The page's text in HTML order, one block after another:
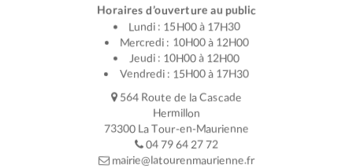
Horaires d’ouverture au public
Lundi : 15H00 à 17H30
Mercredi : 10H00 à 12H00
Jeudi : 10H00 à 12H00
Vendredi : 15H00 à 17H30
564 Route de la Cascade
Hermillon
73300 La Tour-en-Maurienne
04 79 64 27 72
mairie@latourenmaurienne.fr